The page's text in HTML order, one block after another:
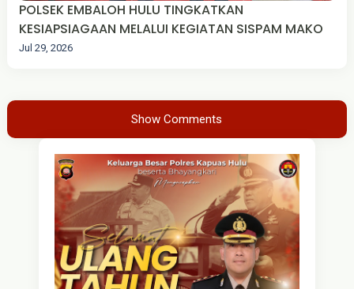
POLSEK EMBALOH HULU TINGKATKAN
KESIAPSIAGAAN MELALUI KEGIATAN SISPAM MAKO
Jul 29, 2026
Show Comments